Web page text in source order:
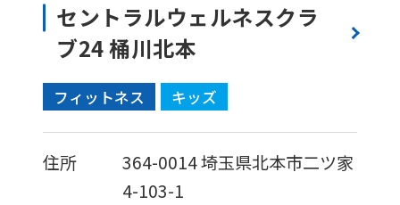
セントラルウェルネスクラ
ブ24 桶川北本
フィットネス キッズ
住所 364-0014埼玉県北本市二ツ家
4-103-1